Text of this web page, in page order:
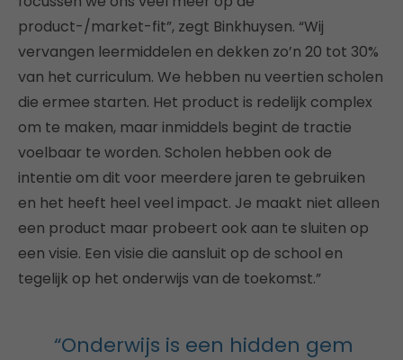
product-/market-fit”, zegt Binkhuysen. “Wij
vervangen leermiddelen en dekken zo’n 20 tot 30%
van het curriculum. We hebben nu veertien scholen
die ermee starten. Het product is redelijk complex
om te maken, maar inmiddels begint de tractie
voelbaar te worden. Scholen hebben ook de
intentie om dit voor meerdere jaren te gebruiken
en het heeft heel veel impact. Je maakt niet alleen
een product maar probeert ook aan te sluiten op
een visie. Een visie die aansluit op de school en
tegelijk op het onderwijs van de toekomst.”
“Onderwijs is een hidden gem